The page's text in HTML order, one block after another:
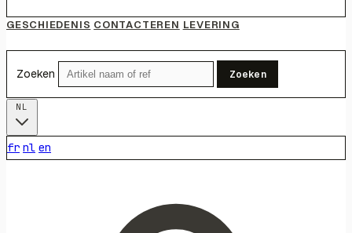
GESCHIEDENIS CONTACTEREN LEVERING
Zoeken Zoeken
fr nl en